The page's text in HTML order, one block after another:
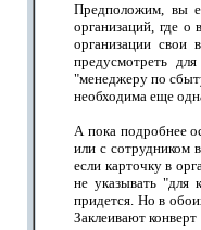
Предположим, вы
организаций, где о
организации свои
предусмотреть
"менеджеру по
необходима еще
А пока подробнее
или с сотрудником
если карточку в
не указывать "для
придется. Но в
Заклеивают